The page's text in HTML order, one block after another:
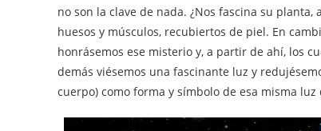
no son la clave de nada. ¿Nos fascina su
huesos y músculos, recubiertos de piel. En
honrásemos ese misterio y, a partir de ahí, los
demás viésemos una fascinante luz y
cuerpo) como forma y símbolo de esa misma luz